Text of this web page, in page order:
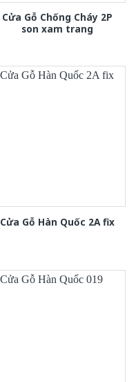
Cửa Gỗ Chống Cháy 2P
son xam trang
Cửa Gỗ Hàn Quốc 2A fix